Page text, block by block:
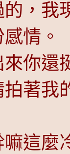
，我
情。
來你
著我
嘛這